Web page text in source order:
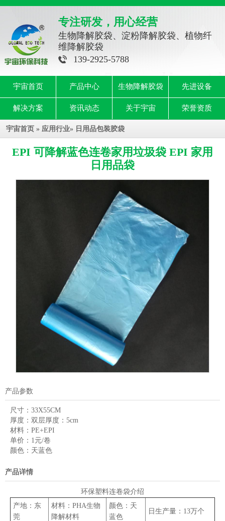
专注研发，用心经营
生物降解胶袋、淀粉降解胶袋、植物纤
维降解胶袋
139-2925-5788
宇宙首页 产品中心 生物降解胶袋 先进设备
解决方案 资讯动态 关于宇宙 荣誉资质
宇宙首页 » 应用行业» 日用品包装胶袋
EPI 可降解蓝色连卷家用垃圾袋 EPI 家用
日用品袋
产品参数
尺寸： 33X55CM
厚度： 双层厚度：5cm
材料： PE+EPI
单价： 1元/卷
颜色： 天蓝色
产品详情
环保塑料连卷袋介绍
产地：东
莞
材料：PHA生物
降解材料
颜色：天
蓝色
日生产量：13万个